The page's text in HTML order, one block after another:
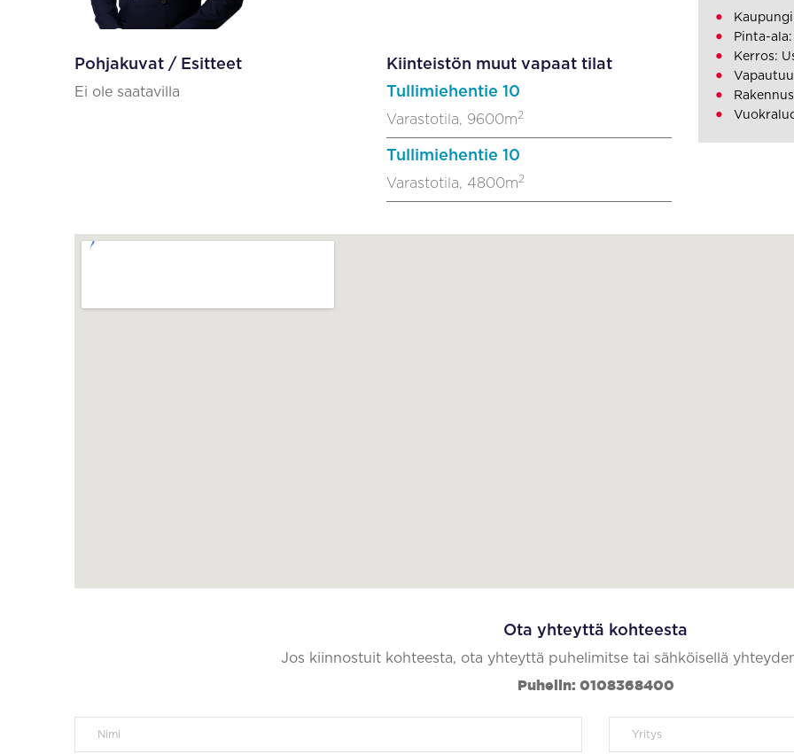
Pohjakuvat / Esitteet
Ei ole saatavilla
Kiinteistön muut vapaat tilat
Tullimiehentie 10
Varastotila, 9600m2
Tullimiehentie 10
Varastotila, 4800m2
Pinta-
Kerros:
Ota yhteyttä kohteesta
Jos kiinnostuit kohteesta, ota yhteyttä puhelimitse tai sähköisellä
Puhelin: 0108368400